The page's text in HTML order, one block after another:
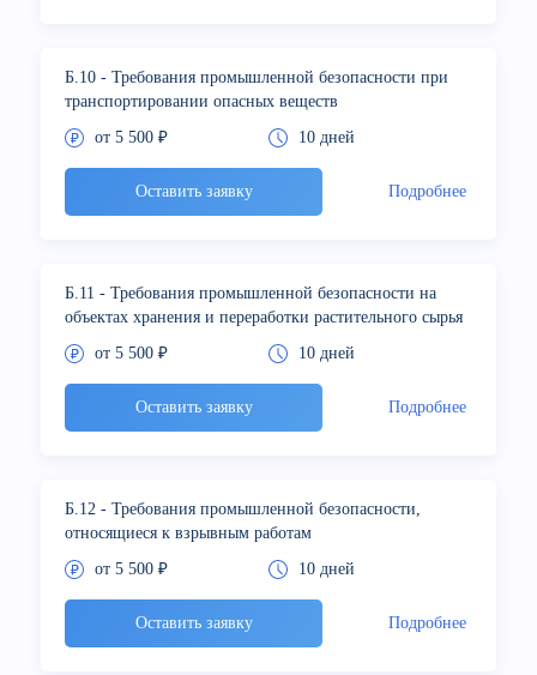
Б.10 - Требования промышленной безопасности при
транспортировании опасных веществ
от 5 500 ₽
10 дней
Оставить заявку Подробнее
Б.11 - Требования промышленной безопасности на
объектах хранения и переработки растительного сырья
от 5 500 ₽
10 дней
Оставить заявку Подробнее
Б.12 - Требования промышленной безопасности,
относящиеся к взрывным работам
от 5 500 ₽
10 дней
Оставить заявку Подробнее